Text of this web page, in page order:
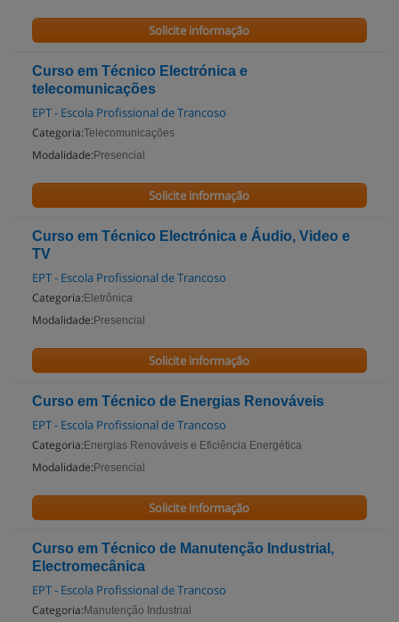
Solicite informação
Curso em Técnico Electrónica e
telecomunicações
EPT - Escola Profissional de Trancoso
Categoria:Telecomunicações
Modalidade: Presencial
Solicite informação
Curso em Técnico Electrónica e Áudio, Video e
TV
EPT - Escola Profissional de Trancoso
Categoria: Eletrônica
Modalidade: Presencial
Solicite informação
Curso em Técnico de Energias Renováveis
EPT - Escola Profissional de Trancoso
Categoria: Energias Renováveis e Eficiência Energética
Modalidade: Presencial
Solicite informação
Curso em Técnico de Manutenção Industrial,
Electromecânica
EPT - Escola Profissional de Trancoso
Categoria: Manutenção Industrial